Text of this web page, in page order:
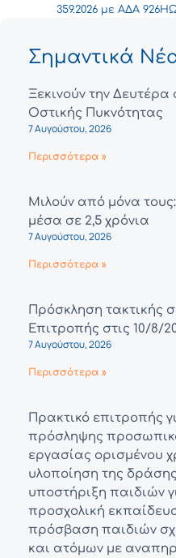
359.2026 με ΑΔΑ
Σημαντικά
Ξεκινούν την
Οστικής Πυκνότητας
7 Αυγούστου, 2026
Περισσότερα »
Μιλούν από μόνα
μέσα σε 2,5 χρόνια
7 Αυγούστου, 2026
Περισσότερα »
Πρόσκληση τακτικής
Επιτροπής στις 10/8/
7 Αυγούστου, 2026
Περισσότερα »
Πρακτικό επιτροπής
πρόσληψης
εργασίας ορισμένου
υλοποίηση της
υποστήριξη παιδιών
προσχολική
πρόσβαση παιδιών
και ατόμων με